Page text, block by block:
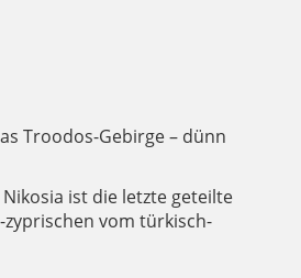
Troodos-Gebirge – dünn
ist die letzte geteilte
vom türkisch-